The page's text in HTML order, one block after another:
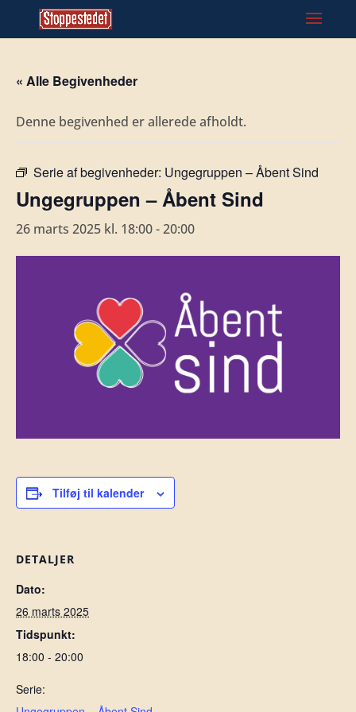
« Alle Begivenheder
Denne begivenhed er allerede afholdt.
Serie af begivenheder: Ungegruppen – Åbent Sind
Ungegruppen – Åbent Sind
26 marts 2025 kl. 18:00-20:00
Tilføj til kalender
DETALJER
Dato:
26 marts 2025
Tidspunkt:
18:00 - 20:00
Serie: